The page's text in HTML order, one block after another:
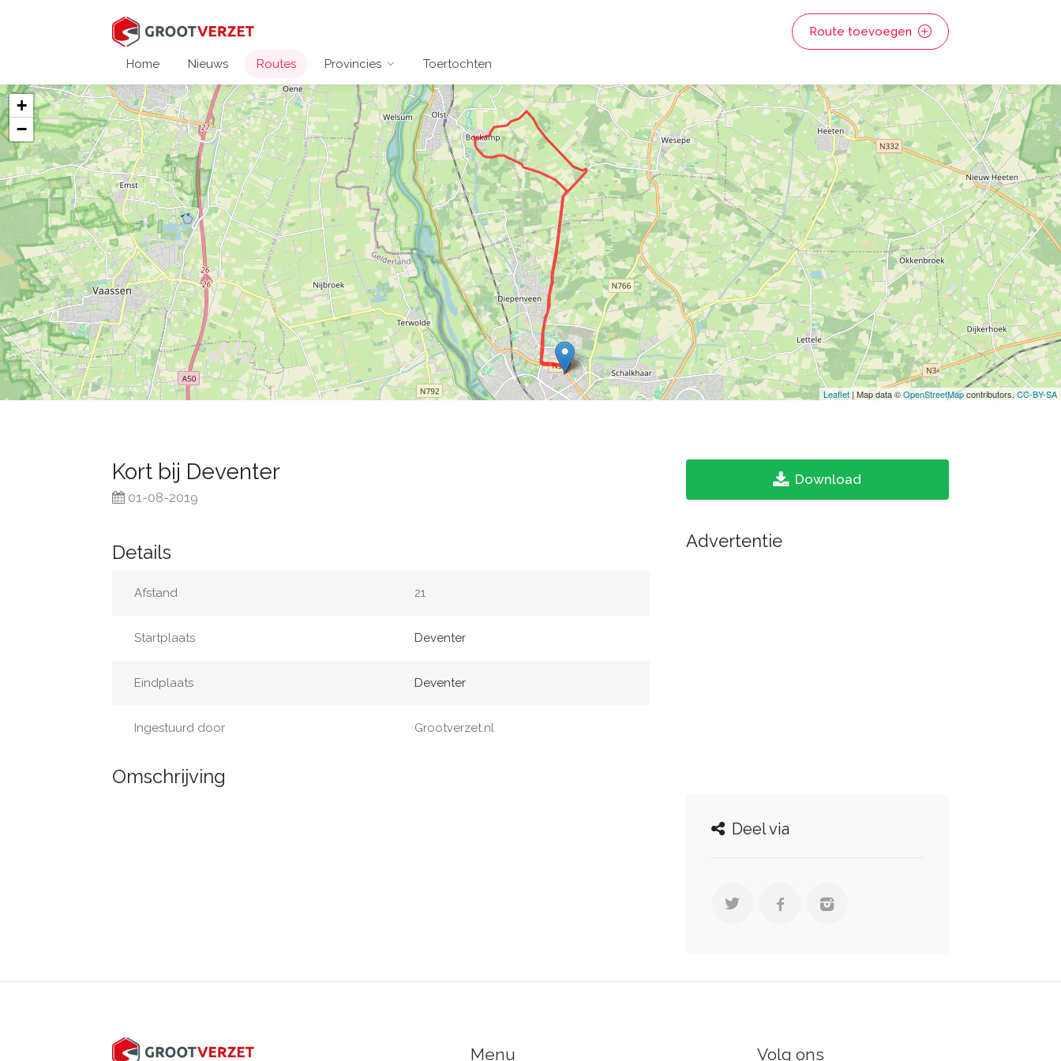
Home Nieuws Routes Provincies Toertochten
Route toevoegen
+
−
Leaflet| Map data ©OpenStreetMapcontributors, CC-BY-SA
Kort bij Deventer
01-08-2019
Details
Afstand 21
Startplaats Deventer
Eindplaats Deventer
Ingestuurd door Grootverzet.nl
Omschrijving
Download
Advertentie
Deel via
Menu Volg ons